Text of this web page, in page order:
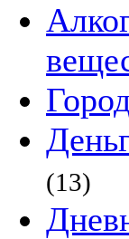
(13)